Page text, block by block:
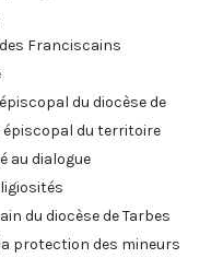
Franciscains
du diocèse de
du territoire
au dialogue
du diocèse de Tarbes
protection des mineurs